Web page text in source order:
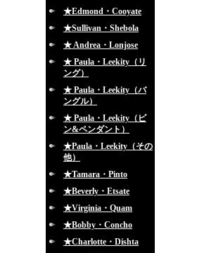
★Edmond・Cooyate
★Sullivan・Shebola
★ Andrea・Lonjose
★ Paula・Leekity（リ
ング）
★ Paula・Leekity（バ
ングル）
★ Paula・Leekity（ピ
ン&ペンダント）
★Paula・Leekity（その
他）
★Tamara・Pinto
★Beverly・Etsate
★Virginia・Quam
★Bobby・Concho
★Charlotte・Dishta